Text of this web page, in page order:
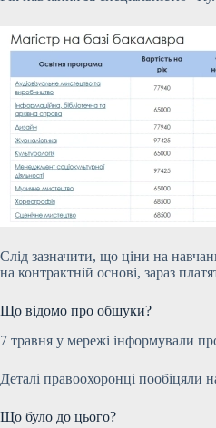
Слід зазначити, що ціни на
на контрактній основі, зараз
Що відомо про обшуки?
7 травня у мережі інформували
Деталі правоохоронці
Що було до цього?